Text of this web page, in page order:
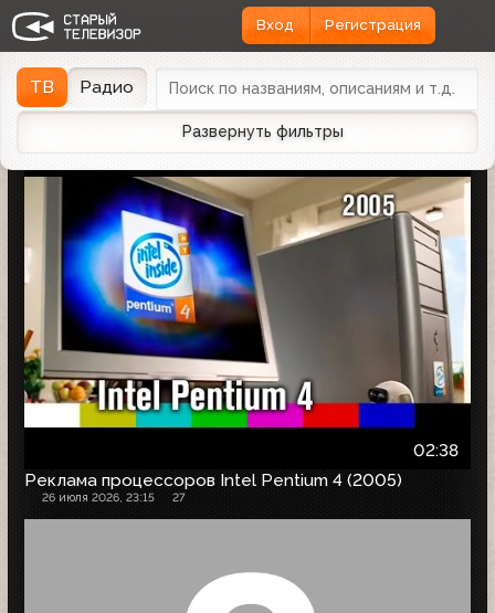
Вход Регистрация
ТВ Радио
Развернуть фильтры
Найдено 1166 записей Дата эфираДата заливки
02:38
Реклама процессоров Intel Pentium 4 (2005)
26 июля 2026, 23:15 27